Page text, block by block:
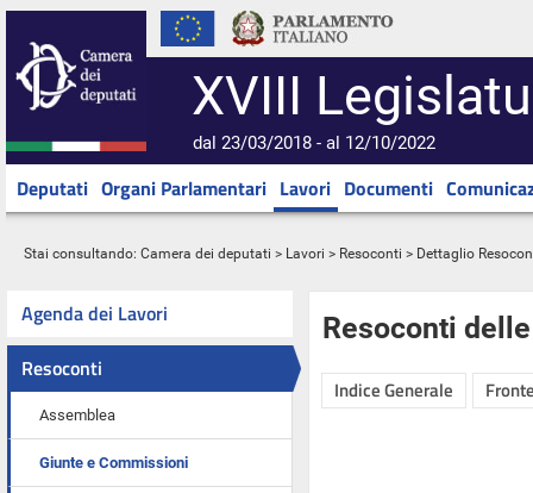
XVIII
dal 23/03/2018 - al 12/10/2022
Deputati Organi Parlamentari Lavori Documenti
Stai consultando: Camera dei deputati > Lavori > Resoconti > Dettaglio
Agenda dei Lavori
Resoconti
Assemblea
Giunte e Commissioni
Resoconti
Indice Generale